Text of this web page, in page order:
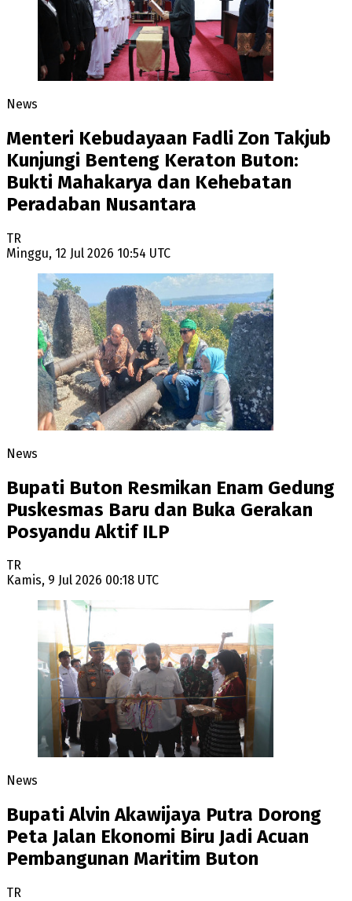
News
Menteri Kebudayaan Fadli Zon Takjub
Kunjungi Benteng Keraton Buton:
Bukti Mahakarya dan Kehebatan
Peradaban Nusantara
TR
Minggu, 12 Jul 2026 10:54 UTC
News
Bupati Buton Resmikan Enam Gedung
Puskesmas Baru dan Buka Gerakan
Posyandu Aktif ILP
TR
Kamis, 9 Jul 2026 00:18 UTC
News
Bupati Alvin Akawijaya Putra Dorong
Peta Jalan Ekonomi Biru Jadi Acuan
Pembangunan Maritim Buton
TR